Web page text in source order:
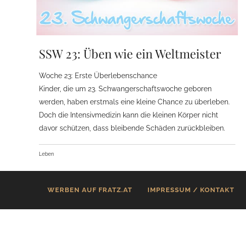
SSW 23: Üben wie ein Weltmeister
Woche 23: Erste Überlebenschance
Kinder, die um 23. Schwangerschaftswoche geboren
werden, haben erstmals eine kleine Chance zu überleben.
Doch die Intensivmedizin kann die kleinen Körper nicht
davor schützen, dass bleibende Schäden zurückbleiben.
Leben
WERBEN AUF FRATZ.AT IMPRESSUM / KONTAKT